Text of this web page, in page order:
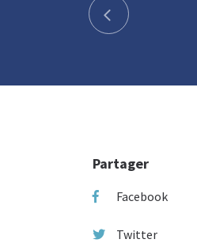
Partager
Facebook
Twitter